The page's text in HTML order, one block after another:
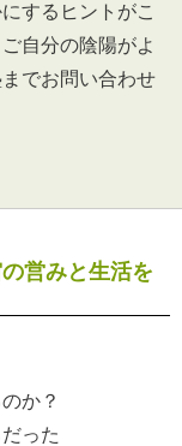
するヒントがこ
自分の陰陽がよ
でお問い合わせ
営みと生活を
か？
った